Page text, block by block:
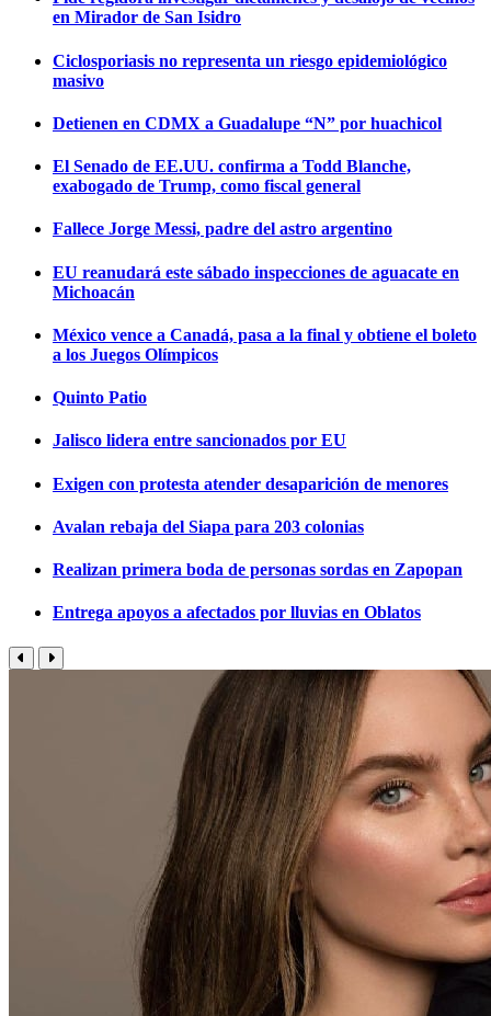
en Mirador de San Isidro
Ciclosporiasis no representa un riesgo epidemiológico
masivo
Detienen en CDMX a Guadalupe “N” por huachicol
El Senado de EE.UU. confirma a Todd Blanche,
exabogado de Trump, como fiscal general
Fallece Jorge Messi, padre del astro argentino
EU reanudará este sábado inspecciones de aguacate en
Michoacán
México vence a Canadá, pasa a la final y obtiene el boleto
a los Juegos Olímpicos
Quinto Patio
Jalisco lidera entre sancionados por EU
Exigen con protesta atender desaparición de menores
Avalan rebaja del Siapa para 203 colonias
Realizan primera boda de personas sordas en Zapopan
Entrega apoyos a afectados por lluvias en Oblatos